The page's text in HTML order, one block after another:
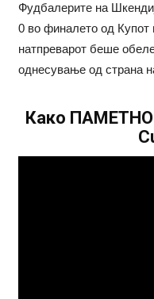
Фудбалерите на
0 во финалето од Купот
натпреварот беше
однесување од страна
Како ПАМЕТНО